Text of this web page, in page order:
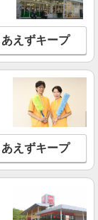
を見る
イト・パート】
年1回の評価によ
より金額UP。
東中原2-1-5）
を見る
店
あえずキープ
あえずキープ